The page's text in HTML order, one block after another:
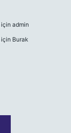
için admin
için Burak